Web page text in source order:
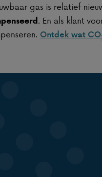
gas is relatief
. En als klant
Ontdek wat CO